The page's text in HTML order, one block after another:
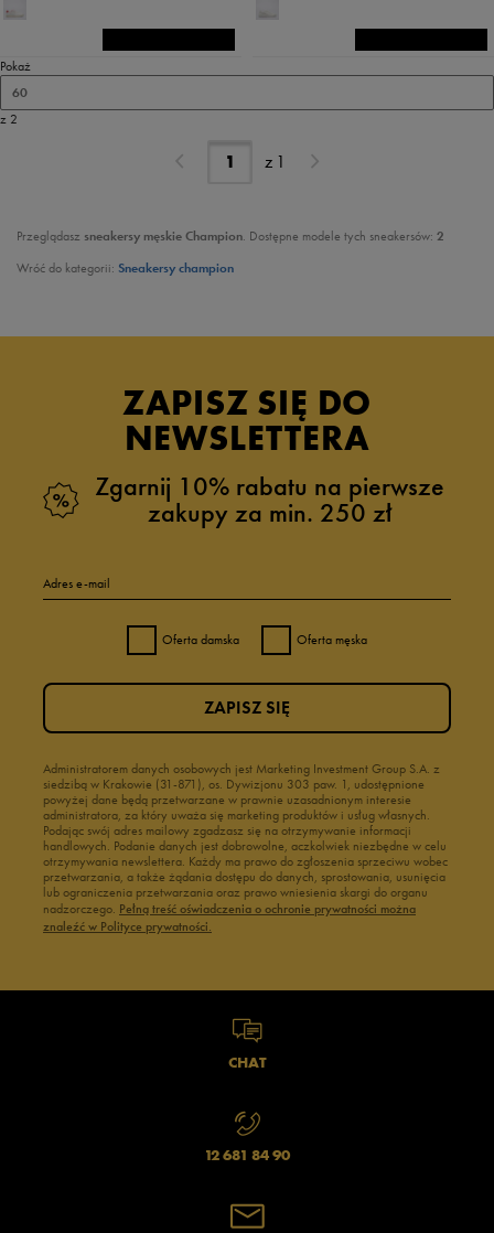
Pokaż
60
z 2
z 1
Przeglądasz sneakersy męskie Champion. Dostępne modele tych sneakersów: 2
Wróć do kategorii: Sneakersy champion
ZAPISZ SIĘ DO
NEWSLETTERA
Zgarnij 10% rabatu na pierwsze
zakupy za min. 250 zł
Adres e-mail
Oferta damska Oferta męska
Administratorem danych osobowych jest Marketing Investment Group S.A. z
siedzibą w Krakowie (31-871), os. Dywizjonu 303 paw. 1, udostępnione
powyżej dane będą przetwarzane w prawnie uzasadnionym interesie
administratora, za który uważa się marketing produktów i usług własnych.
Podając swój adres mailowy zgadzasz się na otrzymywanie informacji
handlowych. Podanie danych jest dobrowolne, aczkolwiek niezbędne w celu
otrzymywania newslettera. Każdy ma prawo do zgłoszenia sprzeciwu wobec
przetwarzania, a także żądania dostępu do danych, sprostowania, usunięcia
lub ograniczenia przetwarzania oraz prawo wniesienia skargi do organu
nadzorczego. Pełną treść oświadczenia o ochronie prywatności można
znaleźć w Polityce prywatności.
ZAPISZ SIĘ
CHAT
12 681 84 90